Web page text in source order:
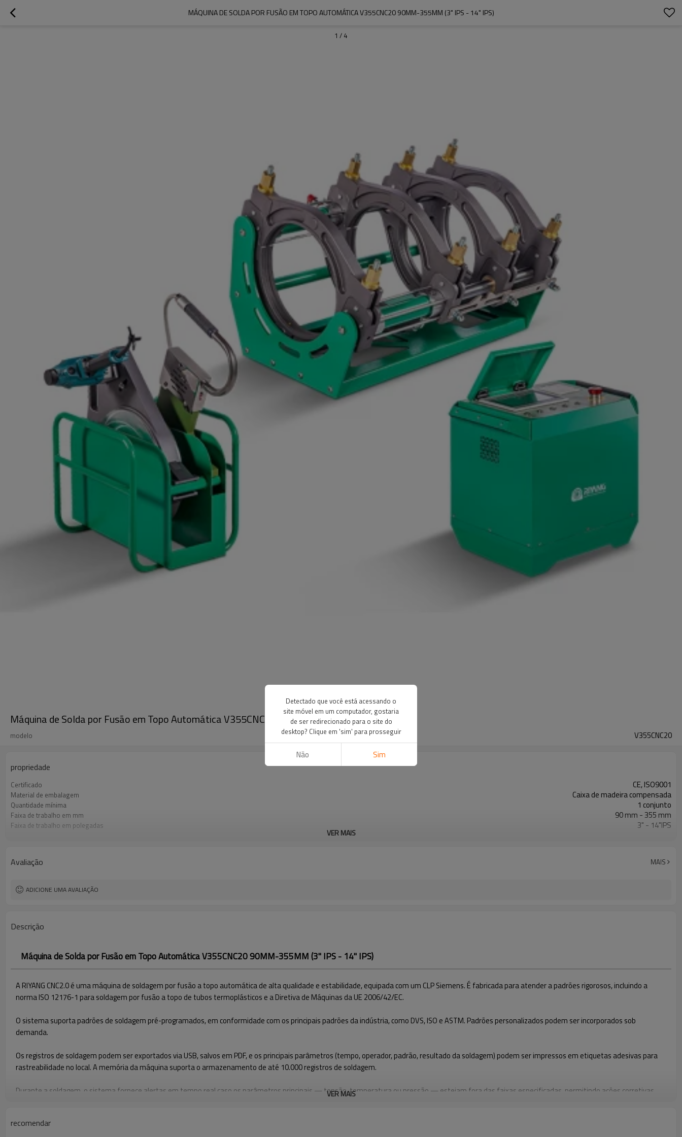
MÁQUINA DE SOLDA POR FUSÃO EM TOPO AUTOMÁTICA V355CNC20 90MM-355MM (3" IPS - 14" IPS)
1 / 4
Máquina de Solda por Fusão em Topo Automática V355CNC20 90MM-355MM (3" IPS - 14" IPS)
modelo V355CNC20
propriedade
Certificado CE, ISO9001
Material de embalagem Caixa de madeira compensada
Quantidade mínima 1 conjunto
Faixa de trabalho em mm 90 mm - 355 mm
Faixa de trabalho em polegadas 3" - 14"IPS
VER MAIS
Avaliação MAIS
ADICIONE UMA AVALIAÇÃO
Descrição
Máquina de Solda por Fusão em Topo Automática V355CNC20 90MM-355MM (3" IPS - 14" IPS)
A RIYANG CNC2.0 é uma máquina de soldagem por fusão a topo automática de alta qualidade e estabilidade, equipada com um CLP Siemens. É fabricada para atender a padrões rigorosos, incluindo a
norma ISO 12176-1 para soldagem por fusão a topo de tubos termoplásticos e a Diretiva de Máquinas da UE 2006/42/EC.
O sistema suporta padrões de soldagem pré-programados, em conformidade com os principais padrões da indústria, como DVS, ISO e ASTM. Padrões personalizados podem ser incorporados sob
demanda.
Os registros de soldagem podem ser exportados via USB, salvos em PDF, e os principais parâmetros (tempo, operador, padrão, resultado da soldagem) podem ser impressos em etiquetas adesivas para
rastreabilidade no local. A memória da máquina suporta o armazenamento de até 10.000 registros de soldagem.
Durante a soldagem, o sistema fornece alertas em tempo real caso os parâmetros principais — tensão, temperatura ou pressão — estejam fora das faixas especificadas, permitindo ações corretivas
Os parâmetros de soldagem podem ser adaptados a materiais de tubos específicos e condições ambientais, aumentando a flexibilidade e garantindo resultados de soldagem ideais em diversas
VER MAIS
recomendar
Detectado que você está acessando o
site móvel em um computador, gostaria
de ser redirecionado para o site do
desktop? Clique em 'sim' para prosseguir
Não Sim